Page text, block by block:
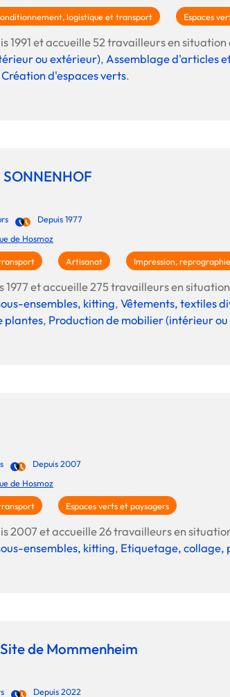
logistique et transport Espaces
1991 et accueille 52 travailleurs en
ou extérieur), Assemblage d'articles
Création d'espaces verts.
SONNENHOF
Depuis 1977
de Hosmoz
Artisanat Impression,
1977 et accueille 275 travailleurs en
ensembles, kitting,Vêtements, textiles
plantes, Production de mobilier (intérieur
Depuis 2007
de Hosmoz
Espaces verts et paysagers
2007 et accueille 26 travailleurs en
ensembles, kitting, Etiquetage, collage,
de Mommenheim
Depuis 2022